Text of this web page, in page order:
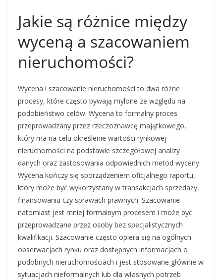
Jakie są różnice między
wyceną a szacowaniem
nieruchomości?
Wycena i szacowanie nieruchomości to dwa różne
procesy, które często bywają mylone ze względu na
podobieństwo celów. Wycena to formalny proces
przeprowadzany przez rzeczoznawcę majątkowego,
który ma na celu określenie wartości rynkowej
nieruchomości na podstawie szczegółowej analizy
danych oraz zastosowania odpowiednich metod wyceny.
Wycena kończy się sporządzeniem oficjalnego raportu,
który może być wykorzystany w transakcjach sprzedaży,
finansowaniu czy sprawach prawnych. Szacowanie
natomiast jest mniej formalnym procesem i może być
przeprowadzane przez osoby bez specjalistycznych
kwalifikacji. Szacowanie często opiera się na ogólnych
obserwacjach rynku oraz dostępnych informacjach o
podobnych nieruchomościach i jest stosowane głównie w
sytuacjach nieformalnych lub dla własnych potrzeb